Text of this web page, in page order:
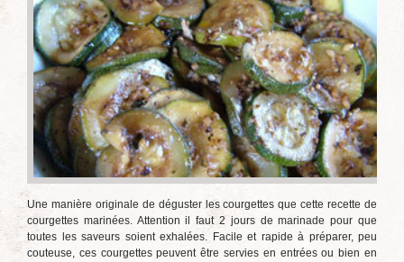
Une manière originale de déguster les courgettes que cette recette de
courgettes marinées. Attention il faut 2 jours de marinade pour que
toutes les saveurs soient exhalées. Facile et rapide à préparer, peu
couteuse, ces courgettes peuvent être servies en entrées ou bien en